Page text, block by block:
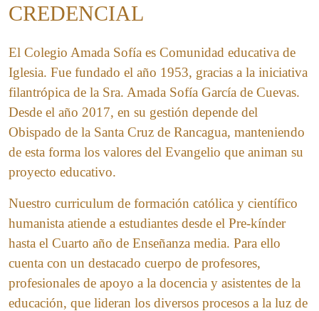
CREDENCIAL
El Colegio Amada Sofía es Comunidad educativa de
Iglesia. Fue fundado el año 1953, gracias a la iniciativa
filantrópica de la Sra. Amada Sofía García de Cuevas.
Desde el año 2017, en su gestión depende del
Obispado de la Santa Cruz de Rancagua, manteniendo
de esta forma los valores del Evangelio que animan su
proyecto educativo.
Nuestro curriculum de formación católica y científico
humanista atiende a estudiantes desde el Pre-kínder
hasta el Cuarto año de Enseñanza media. Para ello
cuenta con un destacado cuerpo de profesores,
profesionales de apoyo a la docencia y asistentes de la
educación, que lideran los diversos procesos a la luz de